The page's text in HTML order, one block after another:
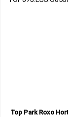
Top Park Roxo